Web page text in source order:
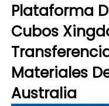
Plataforma
Cubos
Materiales
Australia